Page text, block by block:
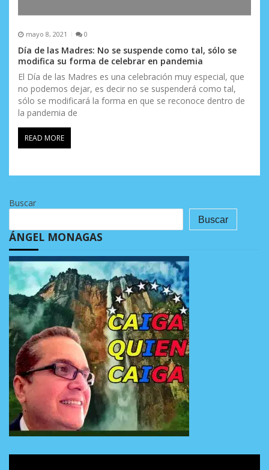
mayo 8, 2021 0
Día de las Madres: No se suspende como tal, sólo se
modifica su forma de celebrar en pandemia
El Día de las Madres es una celebración muy especial, que
no podemos dejar, es decir no se suspenderá como tal,
sólo se modificará la forma en que se reconoce dentro de
la pandemia de
READ MORE
Buscar
Buscar
ÁNGEL MONAGAS